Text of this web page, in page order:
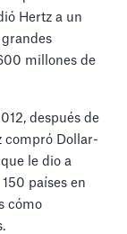
Hertz a un
millones de
después de
compró Dollar-
le dio a
países en
cómo